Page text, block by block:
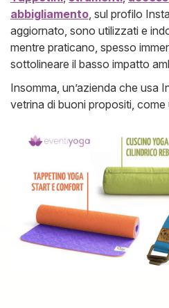
abbigliamento , sul profilo
aggiornato, sono utilizzati e
mentre praticano, spesso
sottolineare il basso impatto
Insomma, un’azienda che usa
vetrina di buoni propositi,